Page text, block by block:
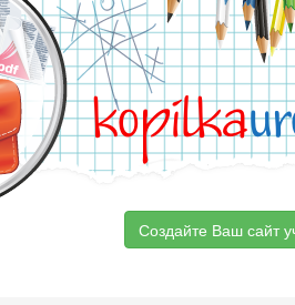
kopilka
Создайте Ваш сайт